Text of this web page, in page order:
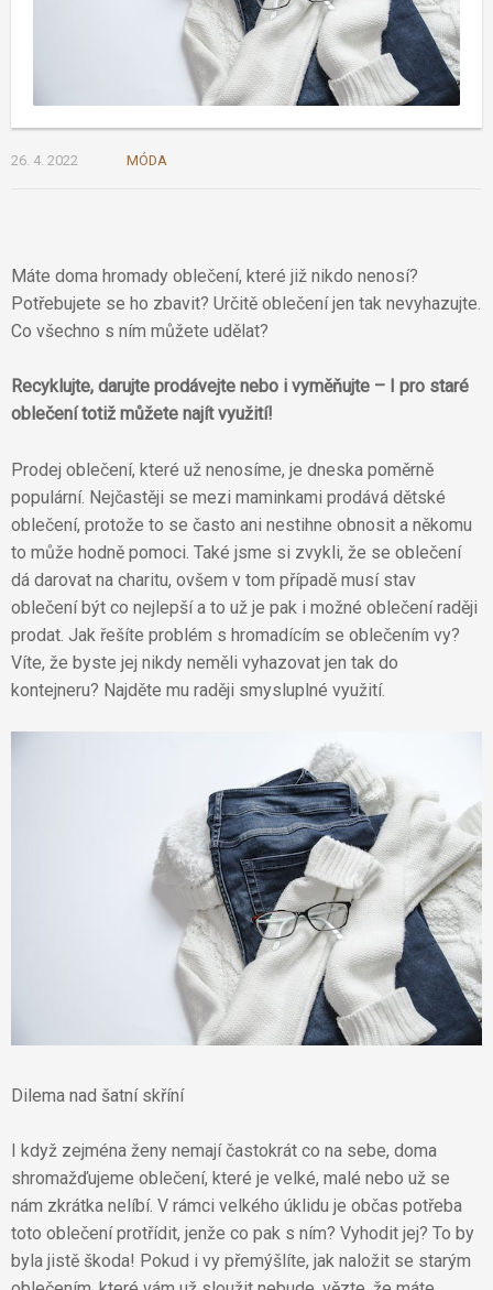
26. 4. 2022 MÓDA
Máte doma hromady oblečení, které již nikdo nenosí?
Potřebujete se ho zbavit? Určitě oblečení jen tak nevyhazujte.
Co všechno s ním můžete udělat?
Recyklujte, darujte prodávejte nebo i vyměňujte – I pro staré
oblečení totiž můžete najít využití!
Prodej oblečení, které už nenosíme, je dneska poměrně
populární. Nejčastěji se mezi maminkami prodává dětské
oblečení, protože to se často ani nestihne obnosit a někomu
to může hodně pomoci. Také jsme si zvykli, že se oblečení
dá darovat na charitu, ovšem v tom případě musí stav
oblečení být co nejlepší a to už je pak i možné oblečení raději
prodat. Jak řešíte problém s hromadícím se oblečením vy?
Víte, že byste jej nikdy neměli vyhazovat jen tak do
kontejneru? Najděte mu raději smysluplné využití.
Dilema nad šatní skříní
I když zejména ženy nemají častokrát co na sebe, doma
shromažďujeme oblečení, které je velké, malé nebo už se
nám zkrátka nelíbí. V rámci velkého úklidu je občas potřeba
toto oblečení protřídit, jenže co pak s ním? Vyhodit jej? To by
byla jistě škoda! Pokud i vy přemýšlíte, jak naložit se starým